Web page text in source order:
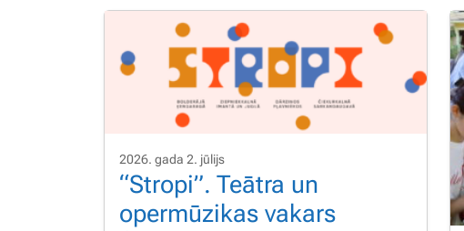
2026. gada 2. jūlijs
“Stropi”. Teātra un
opermūzikas vakars